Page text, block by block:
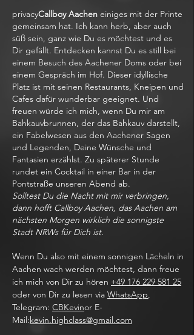
privacyCallboy Aachen einiges mit der Printe
gemeinsam hat. Ich kann herb, aber auch
süß sein, ganz wie Du es möchtest und es
Dir gefällt. Entdecken kannst Du es still bei
einem Besuch des Aachener Doms oder bei
einem Gespräch im Hof. Dieser idyllische
Platz ist mit seinen Restaurants, Kneipen und
Cafes dafür wunderbar geeignet. Und
freuen würde ich mich, wenn Du mir am
Bahkauvbrunnen, der das Bahkauv darstellt,
ein Fabelwesen aus den Aachener Sagen
und Legenden, Deine Wünsche und
Fantasien erzählst. Zu späterer Stunde
rundet ein Cocktail in einer Bar in der
Pontstraße unseren Abend ab.
Solltest Du die Nacht mit mir verbringen,
dann hofft Callboy Aachen, das Aachen am
nächsten Morgen wirklich die sonnigste
Stadt NRWs für Dich ist.
Wenn Du also mit einem sonnigen Lächeln in
Aachen wach werden möchtest, dann freue
ich mich von Dir zu hören +49 176 229 581 25
oder von Dir zu lesen via WhatsApp,
Telegram: CBKevinor E-
Mail:kevin.highclass@gmail.com